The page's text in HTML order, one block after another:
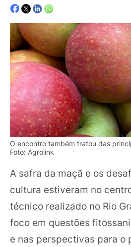
O encontro também tratou das
Foto: Agrolink
A safra da maçã e os
cultura estiveram no
técnico realizado no Rio
foco em questões
e nas perspectivas para o